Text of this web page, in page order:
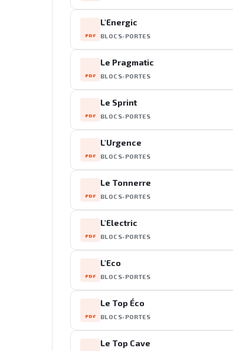
PDF
L'Energic
BLOCS-PORTES
PDF
Le Pragmatic
BLOCS-PORTES
PDF
Le Sprint
BLOCS-PORTES
PDF
L'Urgence
BLOCS-PORTES
PDF
Le Tonnerre
BLOCS-PORTES
PDF
L'Electric
BLOCS-PORTES
PDF
L'Eco
BLOCS-PORTES
PDF
Le Top Éco
BLOCS-PORTES
Le Top Cave